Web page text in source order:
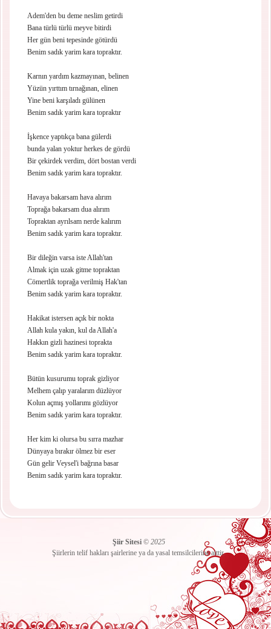
Adem'den bu deme neslim getirdi
Bana türlü türlü meyve bitirdi
Her gün beni tepesinde götürdü
Benim sadık yarim kara topraktır.
Karnın yardım kazmayınan, belinen
Yüzün yırttım tırnağınan, elinen
Yine beni karşıladı gülünen
Benim sadık yarim kara topraktır
İşkence yaptıkça bana gülerdi
bunda yalan yoktur herkes de gördü
Bir çekirdek verdim, dört bostan verdi
Benim sadık yarim kara topraktır.
Havaya bakarsam hava alırım
Toprağa bakarsam dua alırım
Topraktan ayrılsam nerde kalırım
Benim sadık yarim kara topraktır.
Bir dileğin varsa iste Allah'tan
Almak için uzak gitme topraktan
Cömertlik toprağa verilmiş Hak'tan
Benim sadık yarim kara topraktır.
Hakikat istersen açık bir nokta
Allah kula yakın, kul da Allah'a
Hakkın gizli hazinesi toprakta
Benim sadık yarim kara topraktır.
Bütün kusurumu toprak gizliyor
Melhem çalıp yaralarım düzlüyor
Kolun açmış yollarımı gözlüyor
Benim sadık yarim kara topraktır.
Her kim ki olursa bu sırra mazhar
Dünyaya bırakır ölmez bir eser
Gün gelir Veysel'i bağrına basar
Benim sadık yarim kara topraktır.
Şiir Sitesi© 2025
Şiirlerin telif hakları şairlerine ya da yasal temsilcilerine aittir.